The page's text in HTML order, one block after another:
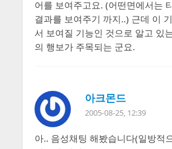
어를 보여주고요. (어떤면에서는
결과를 보여주기 까지..) 근데 이
서 보여질 기능인 것으로 알고 있
의 행보가 주목되는 군요.
아크몬드
2005-08-25, 12:39
아.. 음성채팅 해봤습니다(일방적